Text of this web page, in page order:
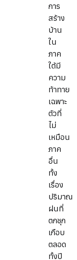
การ
สร้าง
บ้าน
ใน
ภาค
ใต้มี
ความ
ท้าทาย
เฉพาะ
ตัวที่
ไม่
เหมือน
ภาค
อื่น
ทั้ง
เรื่อง
ปริมาณ
ฝนที่
ตกชุก
เกือบ
ตลอด
ทั้งปี